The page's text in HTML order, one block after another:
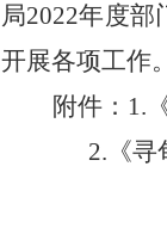
局2022年度
开展各项工作
附件： 1.
2.《寻